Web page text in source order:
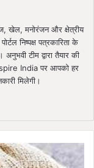
खेल, मनोरंजन और क्षेत्रीय
निष्पक्ष पत्रकारिता के
टीम द्वारा तैयार की
India पर आपको हर
मिलेगी।